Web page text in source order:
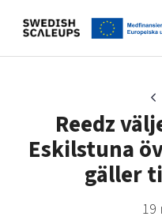
Events
Reedz
Eskilstuna
gäller
19